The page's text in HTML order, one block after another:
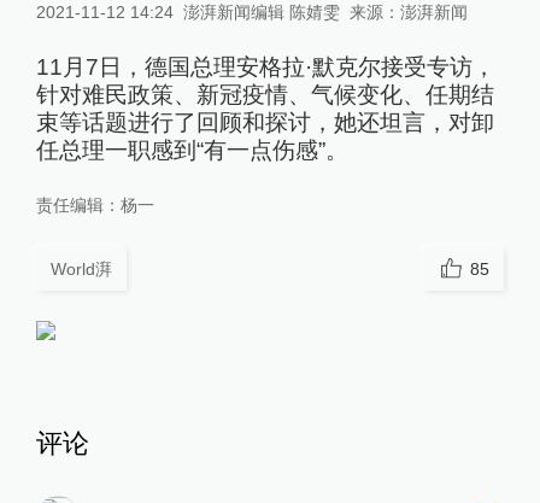
2021-11-12 14:24 澎湃新闻编辑 陈婧雯 来源： 澎湃新闻
11月7日，德国总理安格拉·默克尔接受专访，
针对难民政策、新冠疫情、气候变化、任期结
束等话题进行了回顾和探讨，她还坦言，对卸
任总理一职感到“有一点伤感”。
责任编辑： 杨一
World湃 85
评论